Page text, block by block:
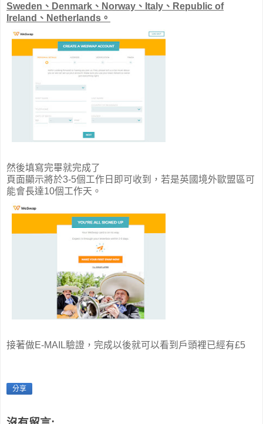
Sweden、Denmark、Norway、Italy、Republic of
Ireland、Netherlands。
然後填寫完畢就完成了
頁面顯示將於3-5個工作日即可收到，若是英國境外歐盟區可
能會長達10個工作天。
接著做E-MAIL驗證，完成以後就可以看到戶頭裡已經有£5
分享